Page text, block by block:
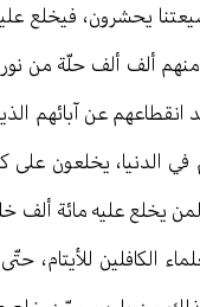
يحشرون، فيخلع
ألف ألف حلّة من نور،
عن آبائهم
الدنيا، يخلعون على
يخلع عليه مائة ألف
الكافلين